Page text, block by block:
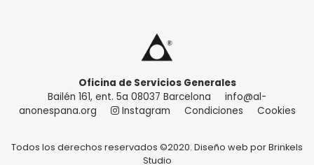
Oficina de Servicios Generales
Bailén 161, ent. 5a 08037 Barcelona
info@al-
anonespana.org
Instagram Condiciones Cookies
Todos los derechos reservados ©2020. Diseño web porBrinkels
Studio